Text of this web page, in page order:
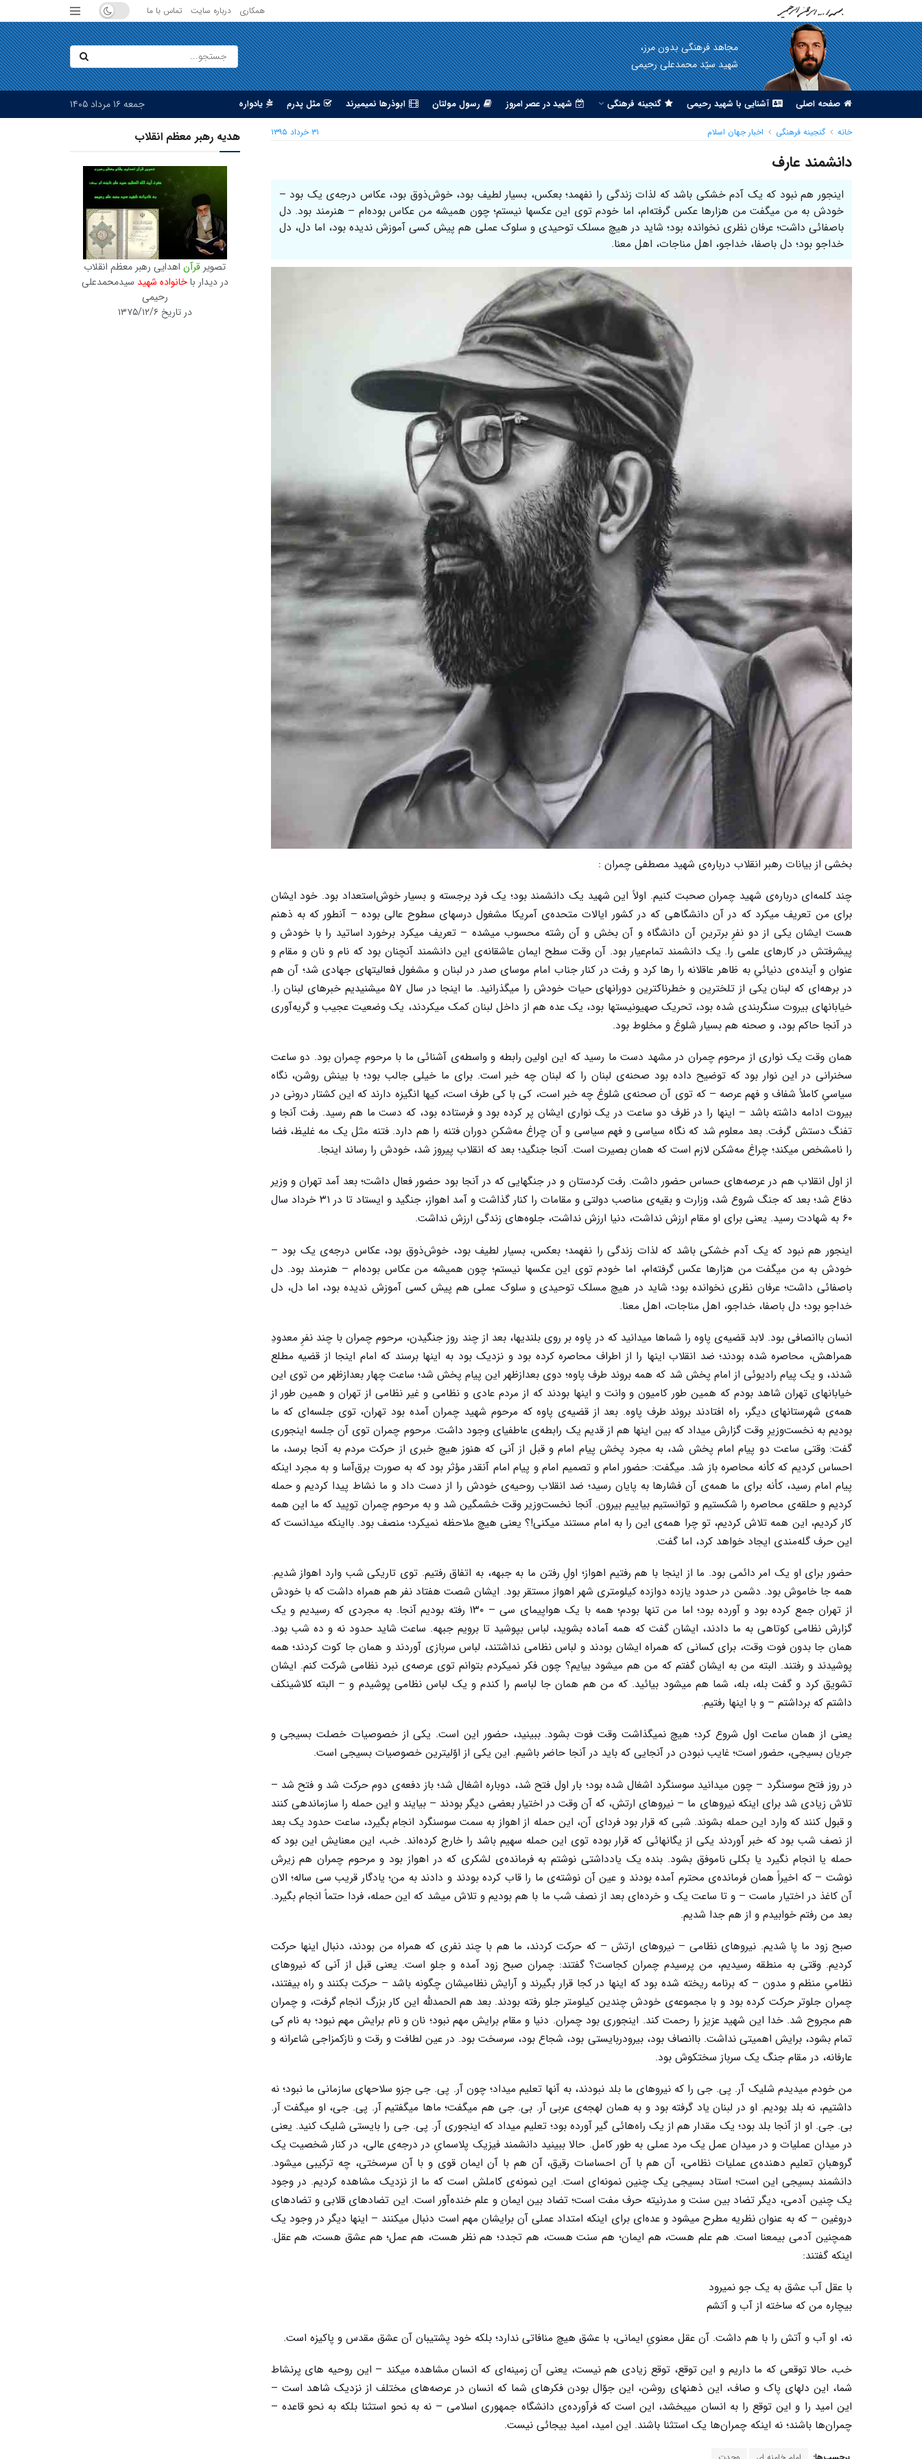
همکاری درباره سایت تماس با ما
مجاهد فرهنگی بدون مرز،
شهید سیّد محمدعلی رحیمی
صفحه اصلی آشنایی با شهید رحیمی گنجینه فرهنگی شهید در عصر امروز رسول مولتان ابوذرها نمیمیرند مثل پدرم یادواره جمعه ۱۶ مرداد ۱۴۰۵
۳۱ خرداد ۱۳۹۵ خانه گنجینه فرهنگی اخبار جهان اسلام
دانشمند عارف
اینجور هم نبود که یک آدم خشکی باشد که لذات زندگی را نفهمد؛ بعکس، بسیار لطیف بود، خوش‌ذوق بود، عکاس درجه‌ی یک بود –
خودش به من میگفت من هزارها عکس گرفته‌ام، اما خودم توی این عکسها نیستم؛ چون همیشه من عکاس بوده‌ام – هنرمند بود. دل
باصفائی داشت؛ عرفان نظری نخوانده بود؛ شاید در هیچ مسلک توحیدی و سلوک عملی هم پیش کسی آموزش ندیده بود، اما دل، دل
خداجو بود؛ دل باصفا، خداجو، اهل مناجات، اهل معنا.
بخشی از بیانات رهبر انقلاب درباره‌ی شهید مصطفی چمران :
چند کلمه‌ای درباره‌ی شهید چمران صحبت کنیم. اولاً این شهید یک دانشمند بود؛ یک فرد برجسته و بسیار خوش‌استعداد بود. خود ایشان
برای من تعریف میکرد که در آن دانشگاهی که در کشور ایالات متحده‌ی آمریکا مشغول درسهای سطوح عالی بوده – آنطور که به ذهنم
هست ایشان یکی از دو نفرِ برترینِ آن دانشگاه و آن بخش و آن رشته محسوب میشده – تعریف میکرد برخورد اساتید را با خودش و
پیشرفتش در کارهای علمی را. یک دانشمند تمام‌عیار بود. آن وقت سطح ایمان عاشقانه‌ی این دانشمند آنچنان بود که نام و نان و مقام و
عنوان و آینده‌ی دنیائىِ به ظاهر عاقلانه را رها کرد و رفت در کنار جناب امام موسای صدر در لبنان و مشغول فعالیتهای جهادی شد؛ آن هم
در برهه‌ای که لبنان یکی از تلخترین و خطرناکترین دورانهای حیات خودش را میگذرانید. ما اینجا در سال ۵۷ میشنیدیم خبرهای لبنان را.
خیابانهای بیروت سنگربندی شده بود، تحریک صهیونیستها بود، یک عده هم از داخل لبنان کمک میکردند، یک وضعیت عجیب و گریه‌آوری
در آنجا حاکم بود، و صحنه هم بسیار شلوغ و مخلوط بود.
همان وقت یک نواری از مرحوم چمران در مشهد دست ما رسید که این اولین رابطه و واسطه‌ی آشنائی ما با مرحوم چمران بود. دو ساعت
سخنرانی در این نوار بود که توضیح داده بود صحنه‌ی لبنان را که لبنان چه خبر است. برای ما خیلی جالب بود؛ با بینش روشن، نگاه
سیاسىِ کاملاً شفاف و فهم عرصه – که توی آن صحنه‌ی شلوغ چه خبر است، کی با کی طرف است، کیها انگیزه دارند که این کشتار درونی در
بیروت ادامه داشته باشد – اینها را در ظرف دو ساعت در یک نواری ایشان پر کرده بود و فرستاده بود، که دست ما هم رسید. رفت آنجا و
تفنگ دستش گرفت. بعد معلوم شد که نگاه سیاسی و فهم سیاسی و آن چراغ مه‌شکنِ دوران فتنه را هم دارد. فتنه مثل یک مه غلیظ، فضا
را نامشخص میکند؛ چراغ مه‌شکن لازم است که همان بصیرت است. آنجا جنگید؛ بعد که انقلاب پیروز شد، خودش را رساند اینجا.
از اول انقلاب هم در عرصه‌های حساس حضور داشت. رفت کردستان و در جنگهایی که در آنجا بود حضور فعال داشت؛ بعد آمد تهران و وزیر
دفاع شد؛ بعد که جنگ شروع شد، وزارت و بقیه‌ی مناصب دولتی و مقامات را کنار گذاشت و آمد اهواز، جنگید و ایستاد تا در ۳۱ خرداد سال
۶۰ به شهادت رسید. یعنی برای او مقام ارزش نداشت، دنیا ارزش نداشت، جلوه‌های زندگی ارزش نداشت.
اینجور هم نبود که یک آدم خشکی باشد که لذات زندگی را نفهمد؛ بعکس، بسیار لطیف بود، خوش‌ذوق بود، عکاس درجه‌ی یک بود –
خودش به من میگفت من هزارها عکس گرفته‌ام، اما خودم توی این عکسها نیستم؛ چون همیشه من عکاس بوده‌ام – هنرمند بود. دل
باصفائی داشت؛ عرفان نظری نخوانده بود؛ شاید در هیچ مسلک توحیدی و سلوک عملی هم پیش کسی آموزش ندیده بود، اما دل، دل
خداجو بود؛ دل باصفا، خداجو، اهل مناجات، اهل معنا.
انسان باانصافی بود. لابد قضیه‌ی پاوه را شماها میدانید که در پاوه بر روی بلندیها، بعد از چند روز جنگیدن، مرحوم چمران با چند نفرِ معدودِ
همراهش، محاصره شده بودند؛ ضد انقلاب اینها را از اطراف محاصره کرده بود و نزدیک بود به اینها برسند که امام اینجا از قضیه مطلع
شدند، و یک پیام رادیوئی از امام پخش شد که همه بروند طرف پاوه؛ دوی بعدازظهر این پیام پخش شد؛ ساعت چهار بعدازظهر من توی این
خیابانهای تهران شاهد بودم که همین طور کامیون و وانت و اینها بودند که از مردم عادی و نظامی و غیر نظامی از تهران و همین طور از
همه‌ی شهرستانهای دیگر، راه افتادند بروند طرف پاوه. بعد از قضیه‌ی پاوه که مرحوم شهید چمران آمده بود تهران، توی جلسه‌ای که ما
بودیم به نخست‌وزیرِ وقت گزارش میداد که بین اینها هم از قدیم یک رابطه‌ی عاطفیای وجود داشت. مرحوم چمران توی آن جلسه اینجوری
گفت: وقتی ساعت دو پیام امام پخش شد، به مجرد پخش پیام امام و قبل از آنی که هنوز هیچ خبری از حرکت مردم به آنجا برسد، ما
احساس کردیم که کأنه محاصره باز شد. میگفت: حضور امام و تصمیم امام و پیام امام آنقدر مؤثر بود که به صورت برق‌آسا و به مجرد اینکه
پیام امام رسید، کأنه برای ما همه‌ی آن فشارها به پایان رسید؛ ضد انقلاب روحیه‌ی خودش را از دست داد و ما نشاط پیدا کردیم و حمله
کردیم و حلقه‌ی محاصره را شکستیم و توانستیم بیاییم بیرون. آنجا نخست‌وزیر وقت خشمگین شد و به مرحوم چمران توپید که ما این همه
کار کردیم، این همه تلاش کردیم، تو چرا همه‌ی این را به امام مستند میکنی!؟ یعنی هیچ ملاحظه نمیکرد؛ منصف بود. بااینکه میدانست که
این حرف گله‌مندی ایجاد خواهد کرد، اما گفت.
حضور برای او یک امر دائمی بود. ما از اینجا با هم رفتیم اهواز؛ اولِ رفتن ما به جبهه، به اتفاق رفتیم. توی تاریکی شب وارد اهواز شدیم.
همه جا خاموش بود. دشمن در حدود یازده دوازده کیلومتری شهر اهواز مستقر بود. ایشان شصت هفتاد نفر هم همراه داشت که با خودش
از تهران جمع کرده بود و آورده بود؛ اما من تنها بودم؛ همه با یک هواپیمای سی – ۱۳۰ رفته بودیم آنجا. به مجردی که رسیدیم و یک
گزارش نظامی کوتاهی به ما دادند، ایشان گفت که همه آماده بشوید، لباس بپوشید تا برویم جبهه. ساعت شاید حدود نه و ده شب بود.
همان جا بدون فوت وقت، برای کسانی که همراه ایشان بودند و لباس نظامی نداشتند، لباس سربازی آوردند و همان جا کوت کردند؛ همه
پوشیدند و رفتند. البته من به ایشان گفتم که من هم میشود بیایم؟ چون فکر نمیکردم بتوانم توی عرصه‌ی نبرد نظامی شرکت کنم. ایشان
تشویق کرد و گفت بله، بله، شما هم میشود بیائید. که من هم همان جا لباسم را کندم و یک لباس نظامی پوشیدم و – البته کلاشینکف
داشتم که برداشتم – و با اینها رفتیم.
یعنی از همان ساعت اول شروع کرد؛ هیچ نمیگذاشت وقت فوت بشود. ببینید، حضور این است. یکی از خصوصیات خصلت بسیجی و
جریان بسیجی، حضور است؛ غایب نبودن در آنجایی که باید در آنجا حاضر باشیم. این یکی از اوّلیترین خصوصیات بسیجی است.
در روز فتح سوسنگرد – چون میدانید سوسنگرد اشغال شده بود؛ بار اول فتح شد، دوباره اشغال شد؛ باز دفعه‌ی دوم حرکت شد و فتح شد –
تلاش زیادی شد برای اینکه نیروهای ما – نیروهای ارتش، که آن وقت در اختیار بعضی دیگر بودند – بیایند و این حمله را سازماندهی کنند
و قبول کنند که وارد این حمله بشوند. شبی که قرار بود فردای آن، این حمله از اهواز به سمت سوسنگرد انجام بگیرد، ساعت حدود یک بعد
از نصف شب بود که خبر آوردند یکی از یگانهائی که قرار بوده توی این حمله سهیم باشد را خارج کرده‌اند. خب، این معنایش این بود که
حمله یا انجام نگیرد یا بکلی ناموفق بشود. بنده یک یادداشتی نوشتم به فرمانده‌ی لشکری که در اهواز بود و مرحوم چمران هم زیرش
نوشت – که اخیراً همان فرمانده‌ی محترم آمده بودند و عین آن نوشته‌ی ما را قاب کرده بودند و دادند به من؛ یادگار قریب سی ساله؛ الان
آن کاغذ در اختیار ماست – و تا ساعت یک و خرده‌ای بعد از نصف شب ما با هم بودیم و تلاش میشد که این حمله، فردا حتماً انجام بگیرد.
بعد من رفتم خوابیدم و از هم جدا شدیم.
صبح زود ما پا شدیم. نیروهای نظامی – نیروهای ارتش – که حرکت کردند، ما هم با چند نفری که همراه من بودند، دنبال اینها حرکت
کردیم. وقتی به منطقه رسیدیم، من پرسیدم چمران کجاست؟ گفتند: چمران صبح زود آمده و جلو است. یعنی قبل از آنی که نیروهای
نظامىِ منظم و مدون – که برنامه ریخته شده بود که اینها در کجا قرار بگیرند و آرایش نظامیشان چگونه باشد – حرکت بکنند و راه بیفتند،
چمران جلوتر حرکت کرده بود و با مجموعه‌ی خودش چندین کیلومتر جلو رفته بودند. بعد هم الحمدللَّه این کار بزرگ انجام گرفت، و چمران
هم مجروح شد. خدا این شهید عزیز را رحمت کند. اینجوری بود چمران. دنیا و مقام برایش مهم نبود؛ نان و نام برایش مهم نبود؛ به نام کی
تمام بشود، برایش اهمیتی نداشت. باانصاف بود، بیرودربایستی بود، شجاع بود، سرسخت بود. در عین لطافت و رقت و نازکمزاجی شاعرانه و
عارفانه، در مقام جنگ یک سرباز سختکوش بود.
من خودم میدیدم شلیک آر. پی. جی را که نیروهای ما بلد نبودند، به آنها تعلیم میداد؛ چون آر. پی. جی جزو سلاحهای سازمانی ما نبود؛ نه
داشتیم، نه بلد بودیم. او در لبنان یاد گرفته بود و به همان لهجه‌ی عربی آر. بی. جی هم میگفت؛ ماها میگفتیم آر. پی. جی، او میگفت آر.
بی. جی. او از آنجا بلد بود؛ یک مقدار هم از یک راه‌هائی گیر آورده بود؛ تعلیم میداد که اینجوری آر. پی. جی را بایستی شلیک کنید. یعنی
در میدان عملیات و در میدان عمل یک مرد عملی به طور کامل. حالا ببینید دانشمند فیزیک پلاسماىِ در درجه‌ی عالی، در کنار شخصیت یک
گروهبانِ تعلیم دهنده‌ی عملیات نظامی، آن هم با آن احساسات رقیق، آن هم با آن ایمان قوی و با آن سرسختی، چه ترکیبی میشود.
دانشمند بسیجی این است؛ استاد بسیجی یک چنین نمونه‌ای است. این نمونه‌ی کاملش است که ما از نزدیک مشاهده کردیم. در وجود
یک چنین آدمی، دیگر تضاد بین سنت و مدرنیته حرف مفت است؛ تضاد بین ایمان و علم خنده‌آور است. این تضادهای قلابی و تضادهای
دروغین – که به عنوان نظریه مطرح میشود و عده‌ای برای اینکه امتداد عملی آن برایشان مهم است دنبال میکنند – اینها دیگر در وجود یک
همچنین آدمی بیمعنا است. هم علم هست، هم ایمان؛ هم سنت هست، هم تجدد؛ هم نظر هست، هم عمل؛ هم عشق هست، هم عقل.
اینکه گفتند:
با عقل آب عشق به یک جو نمیرود
بیچاره من که ساخته از آب و آتشم‌
نه، او آب و آتش را با هم داشت. آن عقل معنوىِ ایمانی، با عشق هیچ منافاتی ندارد؛ بلکه خود پشتیبان آن عشق مقدس و پاکیزه است.
خب، حالا توقعی که ما داریم و این توقع، توقع زیادی هم نیست، یعنی آن زمینه‌ای که انسان مشاهده میکند – این روحیه های پرنشاط
شما، این دلهای پاک و صاف، این ذهنهای روشن، این جوّال بودن فکرهای شما که انسان در عرصه‌های مختلف از نزدیک شاهد است –
این امید را و این توقع را به انسان میبخشد، این است که فرآورده‌ی دانشگاه جمهوری اسلامی – نه به نحو استثنا بلکه به نحو قاعده –
چمران‌ها باشند؛ نه اینکه چمران‌ها یک استثنا باشند. این امید، امید بیجائی نیست.
هدیه رهبر معظم انقلاب
تصویر قرآناهدایی رهبر معظم انقلاب
در دیدار باخانواده شهید سیدمحمدعلی
رحیمی
در تاریخ ۱۳۷۵/۱۲/۶